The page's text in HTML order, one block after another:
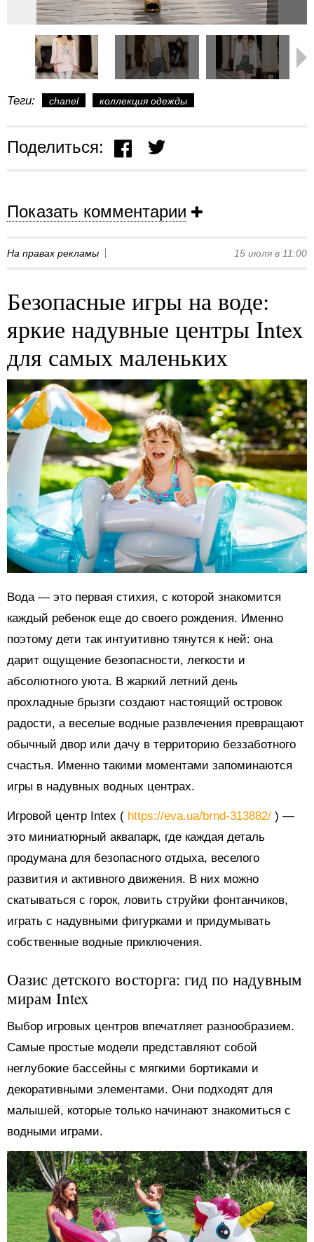
Теги: chanel коллекция одежды
Поделиться:
Показать комментарии
На правах рекламы 15 июля в 11:00
Безопасные игры на воде:
яркие надувные центры Intex
для самых маленьких
Вода — это первая стихия, с которой знакомится
каждый ребенок еще до своего рождения. Именно
поэтому дети так интуитивно тянутся к ней: она
дарит ощущение безопасности, легкости и
абсолютного уюта. В жаркий летний день
прохладные брызги создают настоящий островок
радости, а веселые водные развлечения превращают
обычный двор или дачу в территорию беззаботного
счастья. Именно такими моментами запоминаются
игры в надувных водных центрах.
Игровой центр Intex ( https://eva.ua/brnd-313882/ ) —
это миниатюрный аквапарк, где каждая деталь
продумана для безопасного отдыха, веселого
развития и активного движения. В них можно
скатываться с горок, ловить струйки фонтанчиков,
играть с надувными фигурками и придумывать
собственные водные приключения.
Оазис детского восторга: гид по надувным
мирам Intex
Выбор игровых центров впечатляет разнообразием.
Самые простые модели представляют собой
неглубокие бассейны с мягкими бортиками и
декоративными элементами. Они подходят для
малышей, которые только начинают знакомиться с
водными играми.